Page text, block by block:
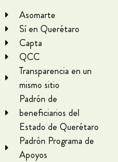
Asomarte
Sí en Querétaro
Capta
QCC
Transparencia en un
mismo sitio
Padrón de
beneficiarios del
Estado de Querétaro
Padrón Programa de
Apoyos